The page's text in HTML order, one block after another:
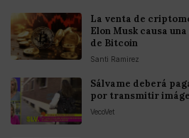
La venta de
Elon Musk causa
de Bitcoin
Santi Ramirez
Sálvame deberá
por transmitir
VecoVet